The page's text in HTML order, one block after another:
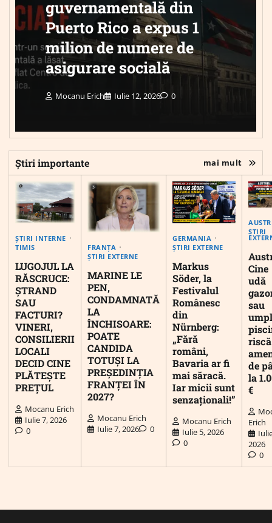
guvernamentală din
Puerto Rico a expus 1
milion de numere de
asigurare socială
Mocanu Erich Iulie 12, 2026 0
Știri importante mai mult
ȘTIRI INTERNE
TIMIS
LUGOJUL LA
RĂSCRUCE:
ȘTRAND
SAU
FACTURI?
VINERI,
CONSILIERII
LOCALI
DECID CINE
PLĂTEȘTE
PREȚUL
Mocanu Erich
Iulie 7, 2026
0
FRANȚA
ȘTIRI EXTERNE
MARINE LE
PEN,
CONDAMNATĂ
LA
ÎNCHISOARE:
POATE
CANDIDA
TOTUȘI LA
PREȘEDINȚIA
FRANȚEI ÎN
2027?
Mocanu Erich
Iulie 7, 2026
0
GERMANIA
ȘTIRI EXTERNE
Markus
Söder, la
Festivalul
Românesc
din
Nürnberg:
„Fără
români,
Bavaria ar fi
mai săracă.
Iar micii sunt
senzaționali!”
Mocanu Erich
Iulie 5, 2026
0
ȘTIRI
Cine
udă
sau
riscă
de
la
€
Erich
2026
0